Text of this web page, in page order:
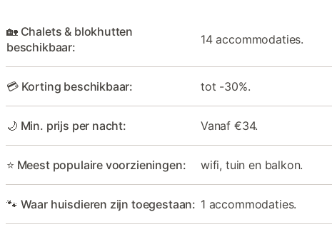
🏡 Chalets & blokhutten
beschikbaar:
14 accommodaties.
💳 Korting beschikbaar: tot -30%.
🌙 Min. prijs per nacht: Vanaf €34.
⭐ Meest populaire voorzieningen: wifi, tuin en balkon.
🐾 Waar huisdieren zijn toegestaan: 1 accommodaties.